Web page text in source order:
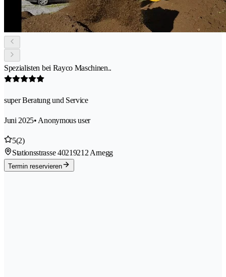
Spezialisten bei Rayco Maschinen..
super Beratung und Service
Juni 2025• Anonymous user
5(2)
Stationsstrasse 40219212 Arnegg
Termin reservieren